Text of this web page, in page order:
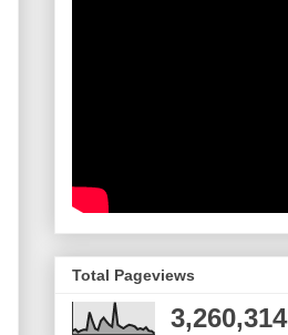
Total Pageviews
3,260,314